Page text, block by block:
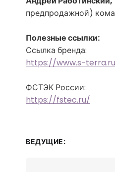
предпродажной)
Полезные ссылки:
Ссылка бренда:
https://www.s-
ФСТЭК России:
https://fstec.ru/
ВЕДУЩИЕ: